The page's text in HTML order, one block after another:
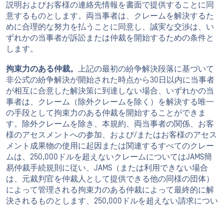
説明およびお客様の連絡先情報を書面で提供することに同
意するものとします。両当事者は、クレームを解決するた
めに合理的な努力を払うことに同意し、誠実な交渉は、い
ずれかの当事者が訴訟または仲裁を開始するための条件と
します。
拘束力のある仲裁。 上記の最初の紛争解決段落に基づいて
非公式の紛争解決が開始された時点から30日以内に当事者
が相互に合意した解決策に到達しない場合、いずれかの当
事者は、クレーム（除外クレームを除く）を解決する唯一
の手段として拘束力のある仲裁を開始することができま
す。除外クレームを除き、本規約、両当事者の関係、お客
様のアセスメントへの参加、および/またはお客様のアセス
メント成果物の使用に起因または関連するすべてのクレー
ムは、250,000ドルを超えないクレームについてはJAMS簡
易仲裁手続規則に従い、JAMS（または利用できない場合
は、元裁判官を仲裁人として提供できる他の同様の団体）
によって管理される拘束力のある仲裁によって最終的に解
決されるものとします、250,000ドルを超えない請求につい